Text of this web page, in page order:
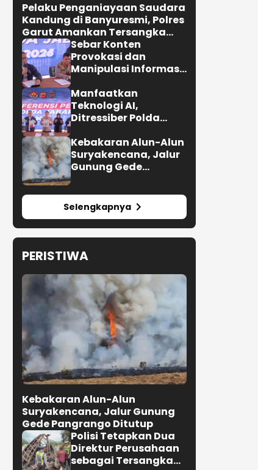
Pelaku Penganiayaan Saudara
Kandung di Banyuresmi, Polres
Garut Amankan Tersangka
Kurang dari 24 Jam
Sebar Konten
Provokasi dan
Manipulasi Informasi
Jabar Ringkus Dua
Pria
Manfaatkan
Teknologi AI,
Ditressiber Polda
Ujaran Kebencian
Kebakaran Alun-Alun
Suryakencana, Jalur
Gunung Gede
Selengkapnya
PERISTIWA
Kebakaran Alun-Alun
Suryakencana, Jalur Gunung
Gede Pangrango Ditutup
Polisi Tetapkan Dua
Direktur Perusahaan
sebagai Tersangka